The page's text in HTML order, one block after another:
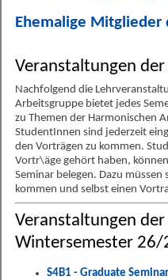
Ehemalige Mitglieder
Veranstaltungen
Nachfolgend die
Arbeitsgruppe bietet jedes
zu Themen der Harmonischen
StudentInnen sind jederzeit
den Vorträgen zu kommen.
Vortr\äge gehört haben,
Seminar belegen. Dazu
kommen und selbst einen
Veranstaltungen
Wintersemester 26/
S4B1 - Graduate